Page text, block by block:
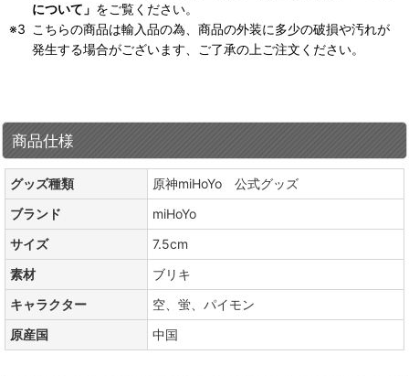
について」 をご覧ください。
こちらの商品は輸入品の為、商品の外装に多少の破損や汚れが
発生する場合がございます、ご了承の上ご注文ください。
商品仕様
グッズ種類
原神miHoYo 公式グッズ
ブランド
miHoYo
サイズ
7.5cm
素材
ブリキ
キャラクター
空、蛍、パイモン
原産国
中国